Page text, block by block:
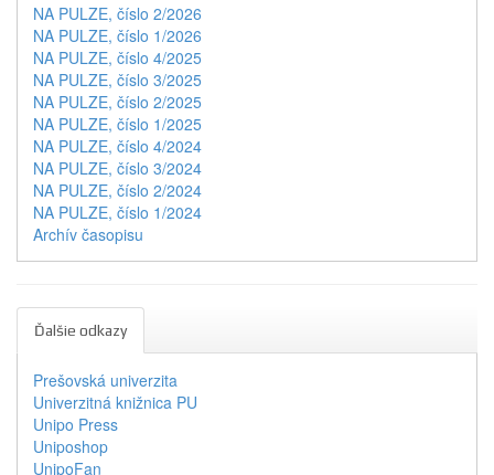
NA PULZE, číslo 2/2026
NA PULZE, číslo 1/2026
NA PULZE, číslo 4/2025
NA PULZE, číslo 3/2025
NA PULZE, číslo 2/2025
NA PULZE, číslo 1/2025
NA PULZE, číslo 4/2024
NA PULZE, číslo 3/2024
NA PULZE, číslo 2/2024
NA PULZE, číslo 1/2024
Archív časopisu
Ďalšie odkazy
Prešovská univerzita
Univerzitná knižnica PU
Unipo Press
Uniposhop
UnipoFan